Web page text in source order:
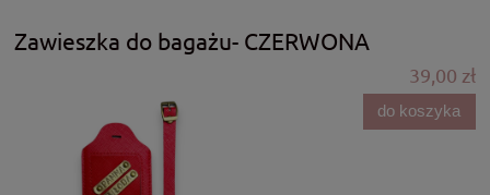
Zawieszka do bagażu- CZERWONA
39,00 zł
do koszyka